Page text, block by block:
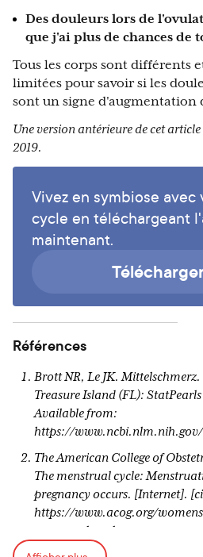
Des douleurs lors de
que j'ai plus de chances de
Tous les corps sont différents
limitées pour savoir si les
sont un signe d'augmentation
Une version antérieure de cet
2019.
Vivez en symbiose avec
cycle en téléchargeant
maintenant.
Références
Brott NR, Le JK.
Treasure Island (FL):
Available from:
https://
The American College of
The menstrual cycle:
pregnancy occurs. [Internet].
https://www.acog.org/
menstrual-cycle.